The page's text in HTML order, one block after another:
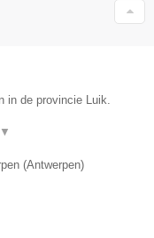
in de provincie Luik.
▼
(Antwerpen)